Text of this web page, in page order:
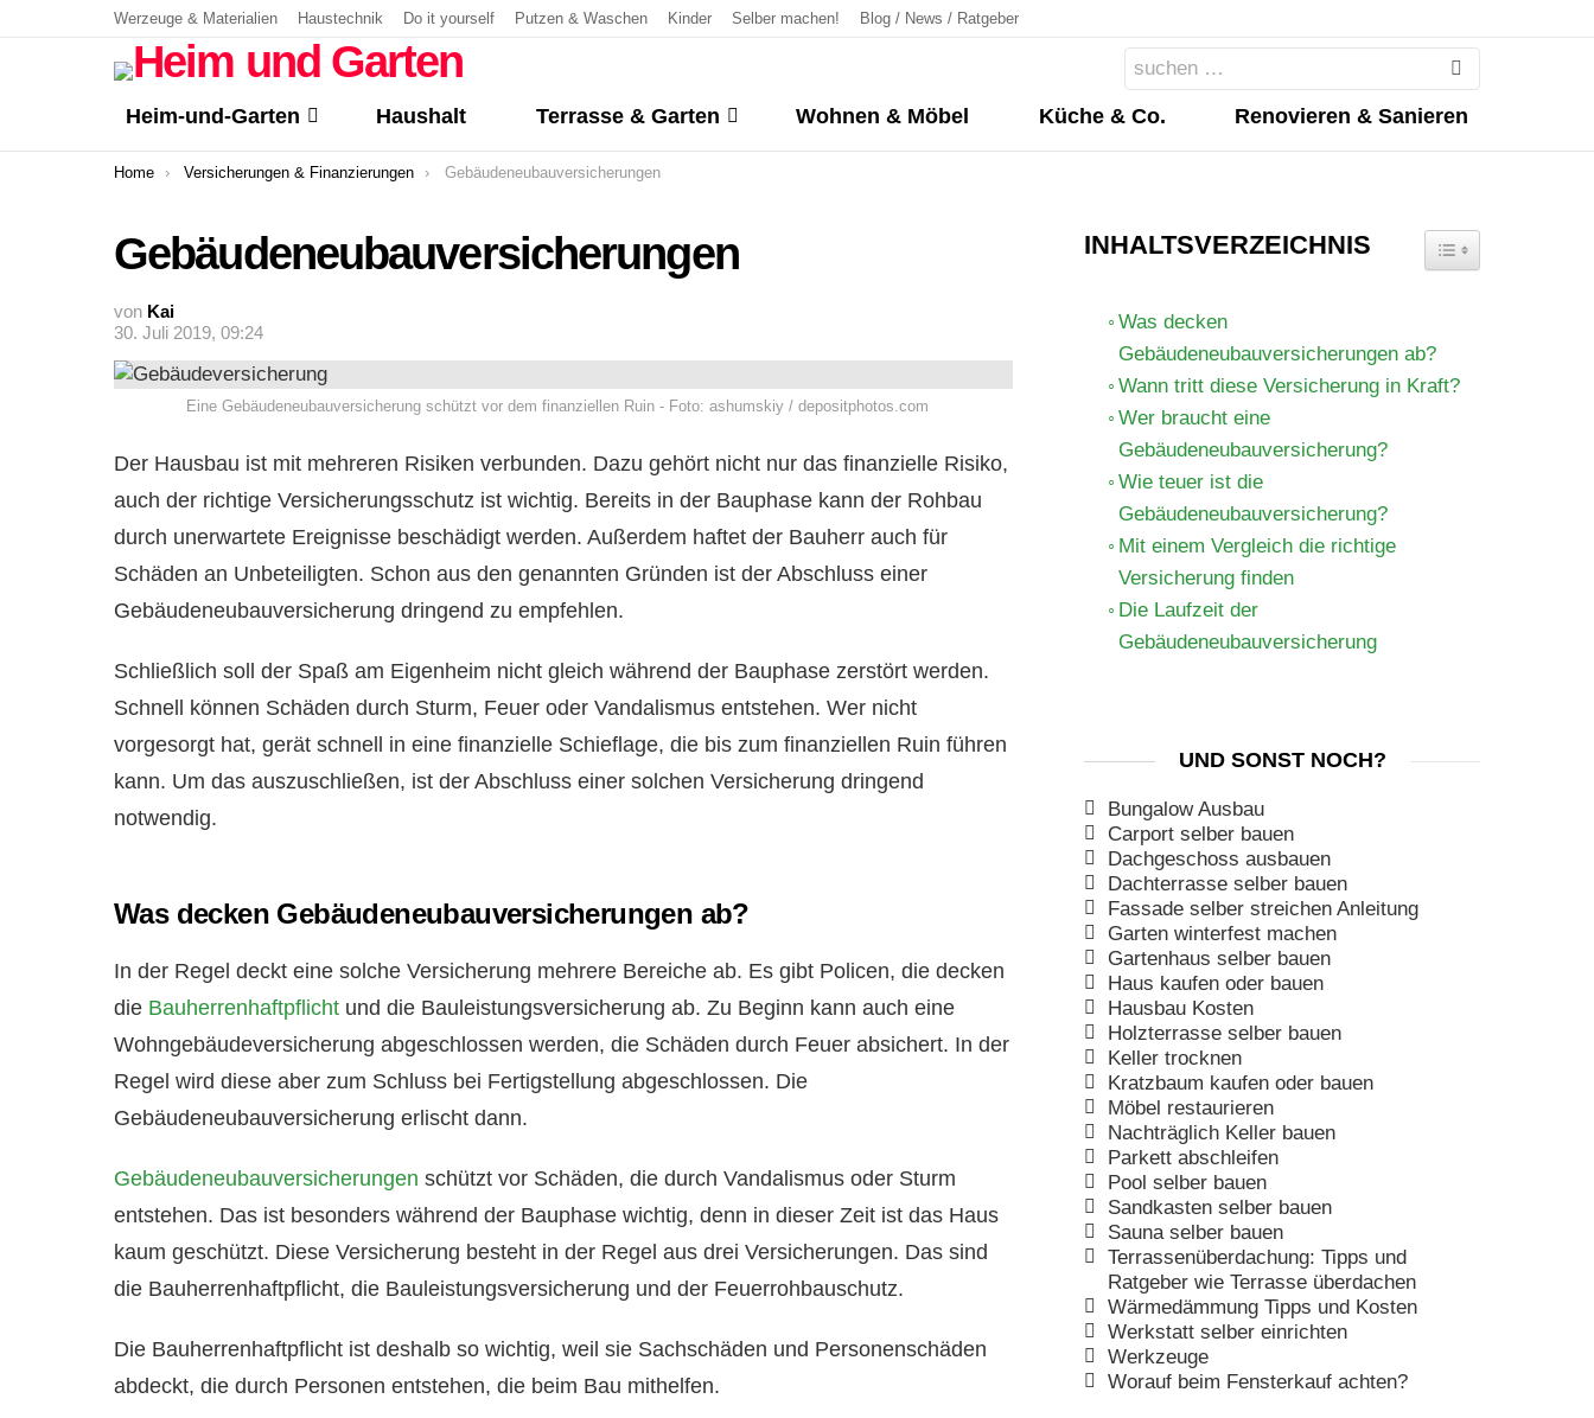
Werzeuge & Materialien Haustechnik Do it yourself Putzen & Waschen Kinder Selber machen! Blog / News / Ratgeber
for:
Heim-und-Garten Haushalt Terrasse & Garten Wohnen & Möbel Küche & Co. Renovieren & Sanieren
You are here:
Home Versicherungen & Finanzierungen Gebäudeneubauversicherungen
Gebäudeneubauversicherungen
von Kai
30. Juli 2019, 09:24
Eine Gebäudeneubauversicherung schützt vor dem finanziellen Ruin - Foto: ashumskiy / depositphotos.com
Der Hausbau ist mit mehreren Risiken verbunden. Dazu gehört nicht nur das finanzielle Risiko,
auch der richtige Versicherungsschutz ist wichtig. Bereits in der Bauphase kann der Rohbau
durch unerwartete Ereignisse beschädigt werden. Außerdem haftet der Bauherr auch für
Schäden an Unbeteiligten. Schon aus den genannten Gründen ist der Abschluss einer
Gebäudeneubauversicherung dringend zu empfehlen.
Schließlich soll der Spaß am Eigenheim nicht gleich während der Bauphase zerstört werden.
Schnell können Schäden durch Sturm, Feuer oder Vandalismus entstehen. Wer nicht
vorgesorgt hat, gerät schnell in eine finanzielle Schieflage, die bis zum finanziellen Ruin führen
kann. Um das auszuschließen, ist der Abschluss einer solchen Versicherung dringend
notwendig.
Was decken Gebäudeneubauversicherungen ab?
In der Regel deckt eine solche Versicherung mehrere Bereiche ab. Es gibt Policen, die decken
die Bauherrenhaftpflicht und die Bauleistungsversicherung ab. Zu Beginn kann auch eine
Wohngebäudeversicherung abgeschlossen werden, die Schäden durch Feuer absichert. In der
Regel wird diese aber zum Schluss bei Fertigstellung abgeschlossen. Die
Gebäudeneubauversicherung erlischt dann.
Gebäudeneubauversicherungen schützt vor Schäden, die durch Vandalismus oder Sturm
entstehen. Das ist besonders während der Bauphase wichtig, denn in dieser Zeit ist das Haus
kaum geschützt. Diese Versicherung besteht in der Regel aus drei Versicherungen. Das sind
die Bauherrenhaftpflicht, die Bauleistungsversicherung und der Feuerrohbauschutz.
Die Bauherrenhaftpflicht ist deshalb so wichtig, weil sie Sachschäden und Personenschäden
abdeckt, die durch Personen entstehen, die beim Bau mithelfen.
INHALTSVERZEICHNIS TOGGLE TABLE OF
Was decken
Gebäudeneubauversicherungen ab?
Wann tritt diese Versicherung in Kraft?
Wer braucht eine
Gebäudeneubauversicherung?
Wie teuer ist die
Gebäudeneubauversicherung?
Mit einem Vergleich die richtige
Versicherung finden
Die Laufzeit der
Gebäudeneubauversicherung
UND SONST NOCH?
Bungalow Ausbau
Carport selber bauen
Dachgeschoss ausbauen
Dachterrasse selber bauen
Fassade selber streichen Anleitung
Garten winterfest machen
Gartenhaus selber bauen
Haus kaufen oder bauen
Hausbau Kosten
Holzterrasse selber bauen
Keller trocknen
Kratzbaum kaufen oder bauen
Möbel restaurieren
Nachträglich Keller bauen
Parkett abschleifen
Pool selber bauen
Sandkasten selber bauen
Sauna selber bauen
Terrassenüberdachung: Tipps und
Ratgeber wie Terrasse überdachen
Wärmedämmung Tipps und Kosten
Werkstatt selber einrichten
Werkzeuge
Worauf beim Fensterkauf achten?